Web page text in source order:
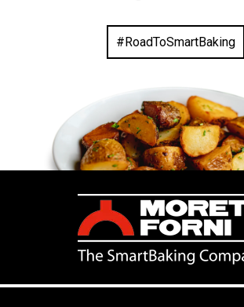
#RoadToSmartBaking